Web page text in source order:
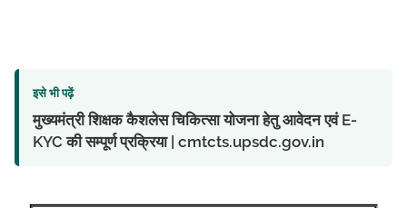
इसे भी पढ़ें
मुख्यमंत्री शिक्षक कैशलेस चिकित्सा योजना हेतु आवेदन एवं E-
KYC की सम्पूर्ण प्रक्रिया | cmtcts.upsdc.gov.in